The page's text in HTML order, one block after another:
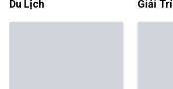
Du Lịch Giải Trí